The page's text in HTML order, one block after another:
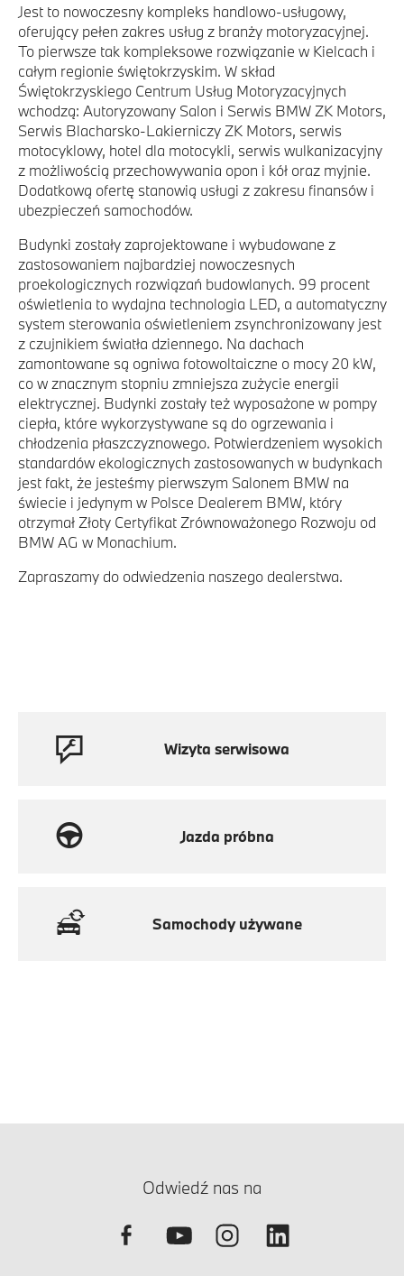
Jest to nowoczesny kompleks handlowo-usługowy,
oferujący pełen zakres usług z branży motoryzacyjnej.
To pierwsze tak kompleksowe rozwiązanie w Kielcach i
całym regionie świętokrzyskim. W skład
Świętokrzyskiego Centrum Usług Motoryzacyjnych
wchodzą: Autoryzowany Salon i Serwis BMW ZK Motors,
Serwis Blacharsko-Lakierniczy ZK Motors, serwis
motocyklowy, hotel dla motocykli, serwis wulkanizacyjny
z możliwością przechowywania opon i kół oraz myjnie.
Dodatkową ofertę stanowią usługi z zakresu finansów i
ubezpieczeń samochodów.
Budynki zostały zaprojektowane i wybudowane z
zastosowaniem najbardziej nowoczesnych
proekologicznych rozwiązań budowlanych. 99 procent
oświetlenia to wydajna technologia LED, a automatyczny
system sterowania oświetleniem zsynchronizowany jest
z czujnikiem światła dziennego. Na dachach
zamontowane są ogniwa fotowoltaiczne o mocy 20 kW,
co w znacznym stopniu zmniejsza zużycie energii
elektrycznej. Budynki zostały też wyposażone w pompy
ciepła, które wykorzystywane są do ogrzewania i
chłodzenia płaszczyznowego. Potwierdzeniem wysokich
standardów ekologicznych zastosowanych w budynkach
jest fakt, że jesteśmy pierwszym Salonem BMW na
świecie i jedynym w Polsce Dealerem BMW, który
otrzymał Złoty Certyfikat Zrównoważonego Rozwoju od
BMW AG w Monachium.
Zapraszamy do odwiedzenia naszego dealerstwa.
Wizyta serwisowa
Jazda próbna
Samochody używane
Odwiedź nas na